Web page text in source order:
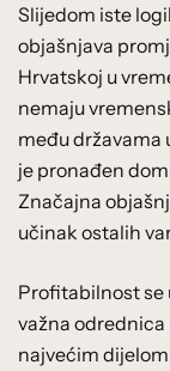
Slijedom iste
objašnjava
Hrvatskoj u
nemaju
među državama
je pronađen
Značajna
učinak ostalih
Profitabilnost se
važna odrednica
najvećim